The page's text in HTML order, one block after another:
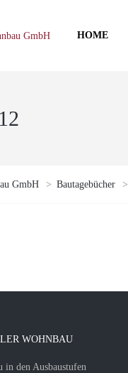
HOME
GmbH > Bautagebücher >
WOHNBAU
in den Ausbaustufen